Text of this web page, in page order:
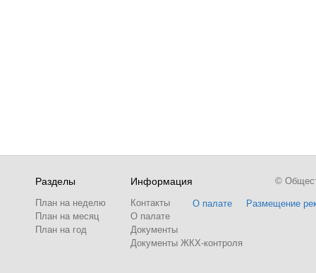
Разделы
План на неделю
План на месяц
План на год
Информация
Контакты
О палате
Документы
Документы ЖКХ-контроля
О палате Размещение
©